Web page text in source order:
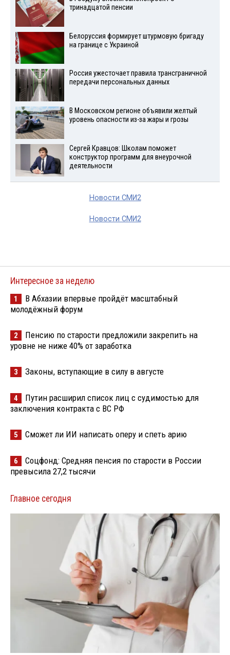
тринадцатой пенсии
Белоруссия формирует штурмовую бригаду
на границе с Украиной
Россия ужесточает правила трансграничной
передачи персональных данных
В Московском регионе объявили желтый
уровень опасности из-за жары и грозы
Сергей Кравцов: Школам поможет
конструктор программ для внеурочной
деятельности
Новости СМИ2
Новости СМИ2
Интересное за неделю
1
В Абхазии впервые пройдёт масштабный
молодёжный форум
2
Пенсию по старости предложили закрепить на
уровне не ниже 40% от заработка
3 Законы, вступающие в силу в августе
4
Путин расширил список лиц с судимостью для
заключения контракта с ВС РФ
5 Сможет ли ИИ написать оперу и спеть арию
6
Соцфонд: Средняя пенсия по старости в России
превысила 27,2 тысячи
Главное сегодня